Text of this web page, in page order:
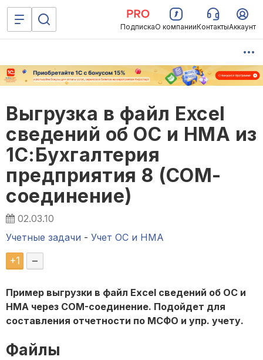
ПодпискаО компанииКонтактыАккаунт
Выгрузка в файл Excel
сведений об ОС и НМА из
1С:Бухгалтерия
предприятия 8 (COM-
соединение)
02.03.10
Учетные задачи - Учет ОС и НМА
+1 –
Пример выгрузки в файл Excel сведений об ОС и
НМА через COM-соединение. Подойдет для
составления отчетности по МСФО и упр. учету.
Файлы